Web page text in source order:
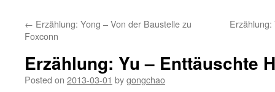
← Erzählung: Yong – Von der Baustelle zu
Foxconn
Erzählung: Yu – Enttäuschte
Posted on 2013-03-01 bygongchao